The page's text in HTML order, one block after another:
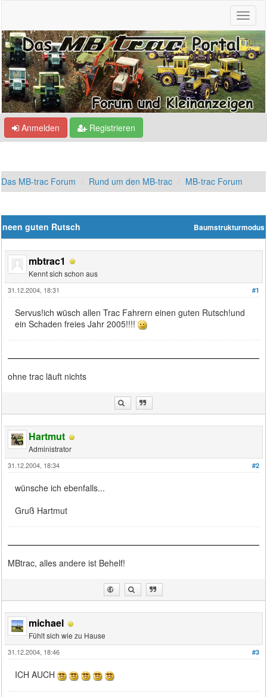
Anmelden Registrieren
Das MB-trac Forum Rund um den MB-trac MB-trac Forum
Baumstrukturmodus
neen guten Rutsch
mbtrac1
Kennt sich schon aus
#1
31.12.2004, 18:31
Servus!ich wüsch allen Trac Fahrern einen guten Rutsch!und
ein Schaden freies Jahr 2005!!!!
ohne trac läuft nichts
Hartmut
Administrator
#2
31.12.2004, 18:34
wünsche ich ebenfalls...
Gruß Hartmut
MBtrac, alles andere ist Behelf!
michael
Fühlt sich wie zu Hause
#3
31.12.2004, 18:46
ICH AUCH